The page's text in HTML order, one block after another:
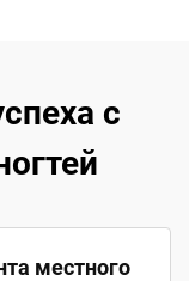
с
местного